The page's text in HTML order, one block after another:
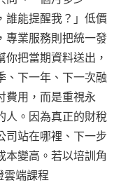
誰能提醒我？」低價
專業服務則把統一發
把當期資料送出，
、下一年、下一次融
費用，而是重視永
人。因為真正的財稅
司站在哪裡、下一步
本變高。若以培訓角
雲端課程